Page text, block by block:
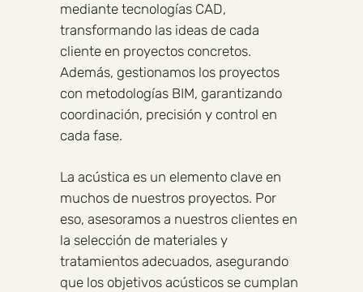
mediante tecnologías CAD,
transformando las ideas de cada
cliente en proyectos concretos.
Además, gestionamos los proyectos
con metodologías BIM, garantizando
coordinación, precisión y control en
cada fase.
La acústica es un elemento clave en
muchos de nuestros proyectos. Por
eso, asesoramos a nuestros clientes en
la selección de materiales y
tratamientos adecuados, asegurando
que los objetivos acústicos se cumplan